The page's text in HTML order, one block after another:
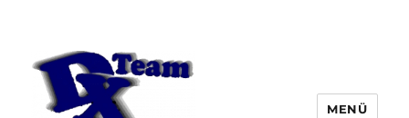
MENÜ